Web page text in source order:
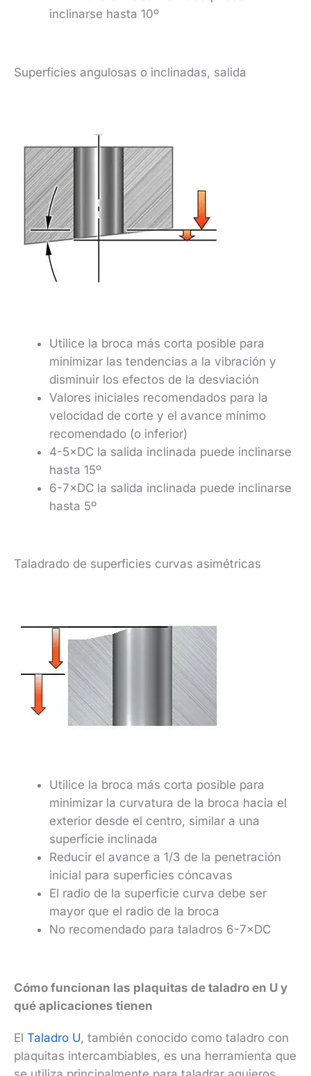
inclinarse hasta 10º
Superficies angulosas o inclinadas, salida
Utilice la broca más corta posible para
minimizar las tendencias a la vibración y
disminuir los efectos de la desviación
Valores iniciales recomendados para la
velocidad de corte y el avance mínimo
recomendado (o inferior)
4-5×DC la salida inclinada puede inclinarse
hasta 15º
6-7×DC la salida inclinada puede inclinarse
hasta 5º
Taladrado de superficies curvas asimétricas
Utilice la broca más corta posible para
minimizar la curvatura de la broca hacia el
exterior desde el centro, similar a una
superficie inclinada
Reducir el avance a 1/3 de la penetración
inicial para superficies cóncavas
El radio de la superficie curva debe ser
mayor que el radio de la broca
No recomendado para taladros 6-7×DC
Cómo funcionan las plaquitas de taladro en U y
qué aplicaciones tienen
El Taladro U, también conocido como taladro con
plaquitas intercambiables, es una herramienta que